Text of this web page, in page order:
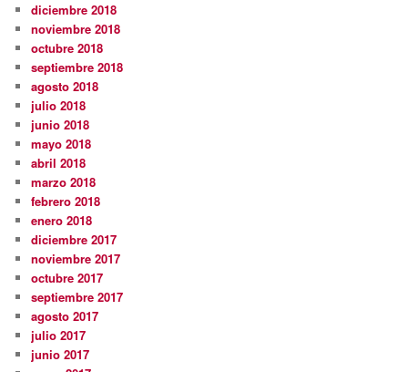
diciembre 2018
noviembre 2018
octubre 2018
septiembre 2018
agosto 2018
julio 2018
junio 2018
mayo 2018
abril 2018
marzo 2018
febrero 2018
enero 2018
diciembre 2017
noviembre 2017
octubre 2017
septiembre 2017
agosto 2017
julio 2017
junio 2017